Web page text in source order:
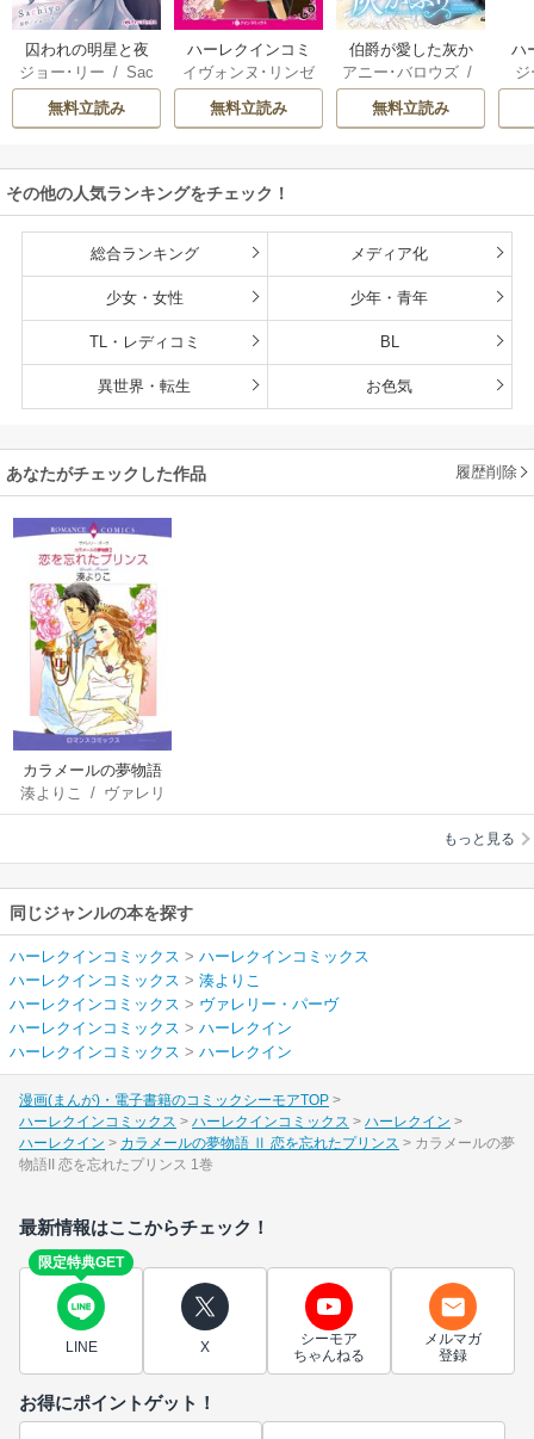
囚われの明星と夜
明けのシュヴァリ
エ
ジョー･リー /Sac
hiyo
無料立読み
ハーレクインコミ
ックス セット 202
6年 vol.999
イヴォンヌ･リンゼ
/ 立木美和
ランダ･ジャレッ
ーリー・ペイジ/
曽祢まさこ
無料立読み
伯爵が愛した灰か
ぶり
アニー･バロウズ/
もとなおこ
無料立読み
ハ
ッ
ル
その他の人気ランキングをチェック！
総合ランキング メディア化
少女・女性 少年・青年
TL・レディコミ BL
異世界・転生 お色気
あなたがチェックした作品 履歴削除
カラメールの夢物語
Ⅱ 恋を忘れたプリン
ス
湊よりこ / ヴァレリ
ー・パーヴ
もっと見る
同じジャンルの本を探す
ハーレクインコミックス > ハーレクインコミックス
ハーレクインコミックス > 湊よりこ
ハーレクインコミックス > ヴァレリー・パーヴ
ハーレクインコミックス > ハーレクイン
ハーレクインコミックス > ハーレクイン
漫画(まんが)・電子書籍のコミックシーモアTOP
ハーレクインコミックス
ハーレクインコミックス
ハーレクイン
ハーレクイン
カラメールの夢物語 Ⅱ 恋を忘れたプリンス
カラメールの夢
物語II 恋を忘れたプリンス 1巻
最新情報はここからチェック！
限定特典GET
LINE X
シーモア
ちゃんねる
メルマガ
登録
お得にポイントゲット！